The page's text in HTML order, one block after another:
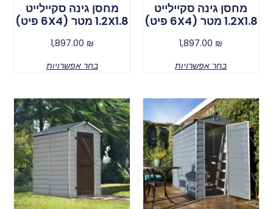
מחסן גינה סקיילייט
1.2X1.8 מטר (6X4 פיט)
1,897.00 ₪
בחר אפשרויות
מחסן גינה סקיילייט
1.2X1.8 מטר (6X4 פיט)
1,897.00 ₪
בחר אפשרויות